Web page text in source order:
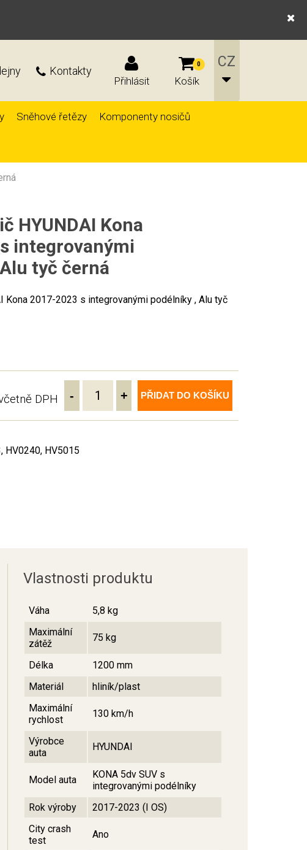
Kontakty
Přihlásit
0
Košík
Sněhové řetězy Komponenty nosičů
HYUNDAI Kona
integrovanými
tyč černá
Kona 2017-2023 s integrovanými podélníky , Alu tyč
DPH - + PŘIDAT DO KOŠÍKU
HV0240, HV5015
Vlastnosti produktu
Váha
5,8 kg
Maximální
zátěž
75 kg
Délka
1200 mm
Materiál
hliník/plast
Maximální
rychlost
130 km/h
Výrobce
auta
HYUNDAI
Model auta
KONA 5dv SUV s
integrovanými podélníky
Rok výroby
2017-2023 (I OS)
City crash
test
Ano